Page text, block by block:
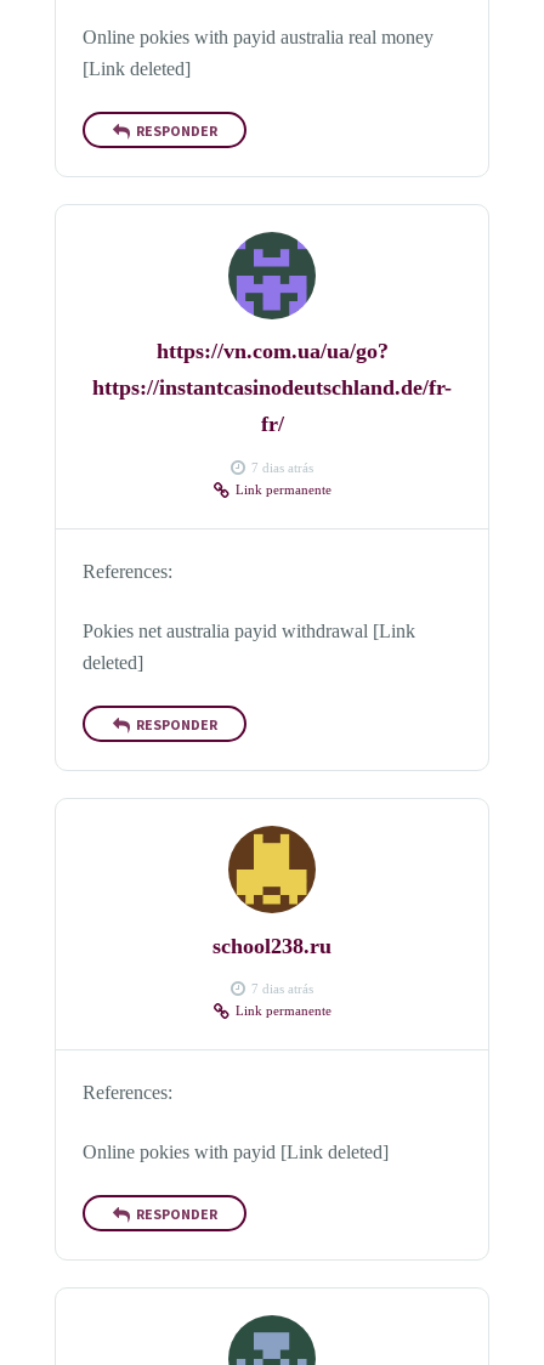
Online pokies with payid australia real money
[Link deleted]
RESPONDER
https://vn.com.ua/ua/go?
https://instantcasinodeutschland.de/fr-
fr/
7 dias atrás
Link permanente
References:
Pokies net australia payid withdrawal [Link
deleted]
RESPONDER
school238.ru
7 dias atrás
Link permanente
References:
Online pokies with payid [Link deleted]
RESPONDER